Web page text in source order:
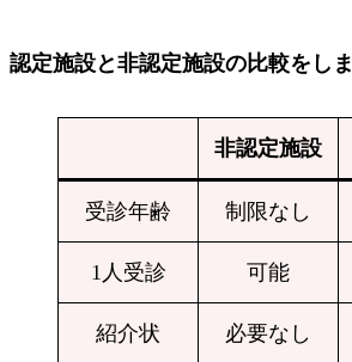
認定施設と非認定施設の比較をし
非認定施設
受診年齢 制限なし
1人受診 可能
紹介状 必要なし